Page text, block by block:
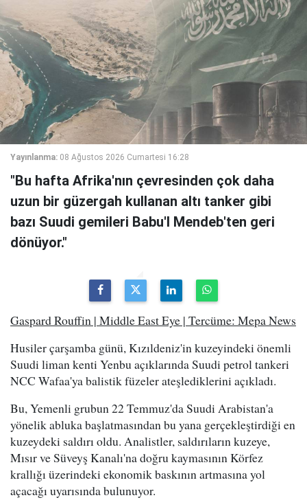
Yayınlanma: 08 Ağustos 2026 Cumartesi 16:28
"Bu hafta Afrika'nın çevresinden çok daha
uzun bir güzergah kullanan altı tanker gibi
bazı Suudi gemileri Babu'l Mendeb'ten geri
dönüyor."
Gaspard Rouffin | Middle East Eye | Tercüme: Mepa News
Husiler çarşamba günü, Kızıldeniz'in kuzeyindeki önemli
Suudi liman kenti Yenbu açıklarında Suudi petrol tankeri
NCC Wafaa'ya balistik füzeler ateşlediklerini açıkladı.
Bu, Yemenli grubun 22 Temmuz'da Suudi Arabistan'a
yönelik abluka başlatmasından bu yana gerçekleştirdiği en
kuzeydeki saldırı oldu. Analistler, saldırıların kuzeye,
Mısır ve Süveyş Kanalı'na doğru kaymasının Körfez
krallığı üzerindeki ekonomik baskının artmasına yol
açacağı uyarısında bulunuyor.